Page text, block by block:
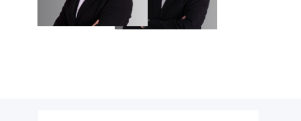
教师团队,综合素质高、专业技能强,成为学校发展的中坚力量,
数获殊誉,献身IT教育数十年来,他们为各行业培养了大批专业